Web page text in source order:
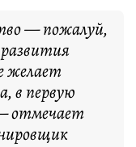
— пожалуй,
желает
в первую
отмечает